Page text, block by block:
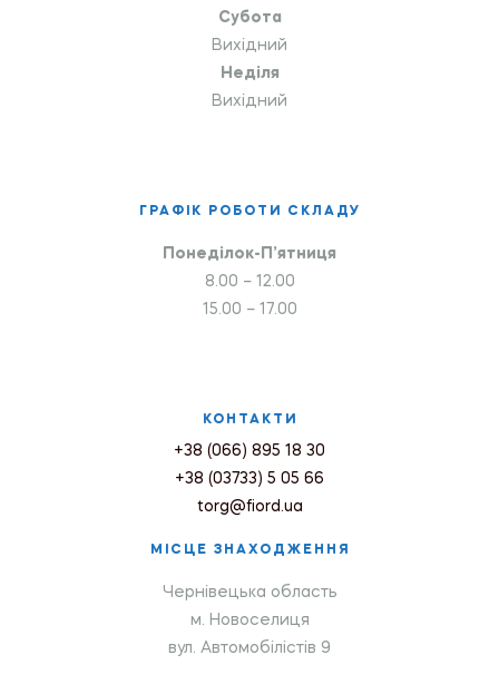
Субота
Вихідний
Неділя
Вихідний
ГРАФІК РОБОТИ СКЛАДУ
Понеділок-П’ятниця
8.00 – 12.00
15.00 – 17.00
КОНТАКТИ
+38 (066) 895 18 30
+38 (03733) 5 05 66
torg@fiord.ua
МІСЦЕ ЗНАХОДЖЕННЯ
Чернівецька область
м. Новоселиця
вул. Автомобілістів 9